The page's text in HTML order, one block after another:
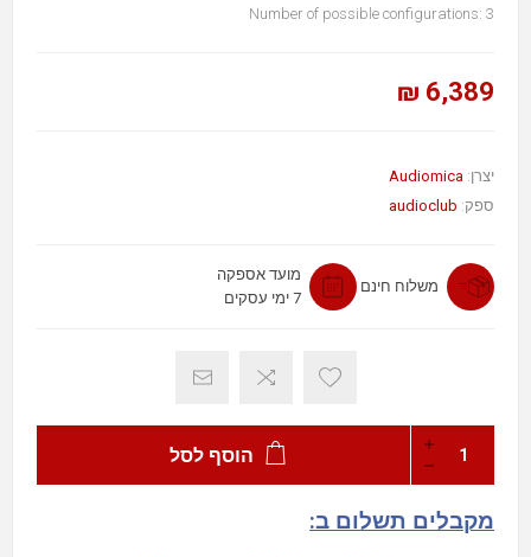
Number of possible configurations: 3
6,389 ₪
יצרן: Audiomica
ספק: audioclub
משלוח חינם
מועד אספקה
7 ימי עסקים
הוסף לסל
מקבלים תשלום ב: